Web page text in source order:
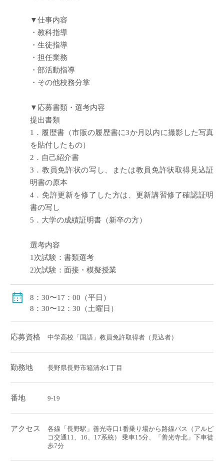
▼仕事内容
・教科指導
・生徒指導
・担任業務
・部活動指導
・その他校務分掌
▼応募書類・選考内容
提出書類
1．履歴書（市販の履歴書に3か月以内に撮影した写真
を貼付したもの）
2．自己紹介書
3．教員免許状の写し、または教員免許状取得見込証
明書の原本
4．免許更新を修了した方は、更新講習修了確認証明
書の写し
5．大学の成績証明書（新卒の方）
選考内容
1次試験：書類選考
2次試験：面接・模擬授業
8：30〜17：00（平日）
8：30〜12：30（土曜日）
応募資格 中学高校「国語」教員免許取得者（見込者）
勤務地 長野県長野市箱清水1丁目
番地 9-19
アクセス
各線「長野駅」善光寺口1番乗り場から路線バス（アルピ
コ交通11、16、17系統） 乗車15分、「善光寺北」下車徒
歩7分